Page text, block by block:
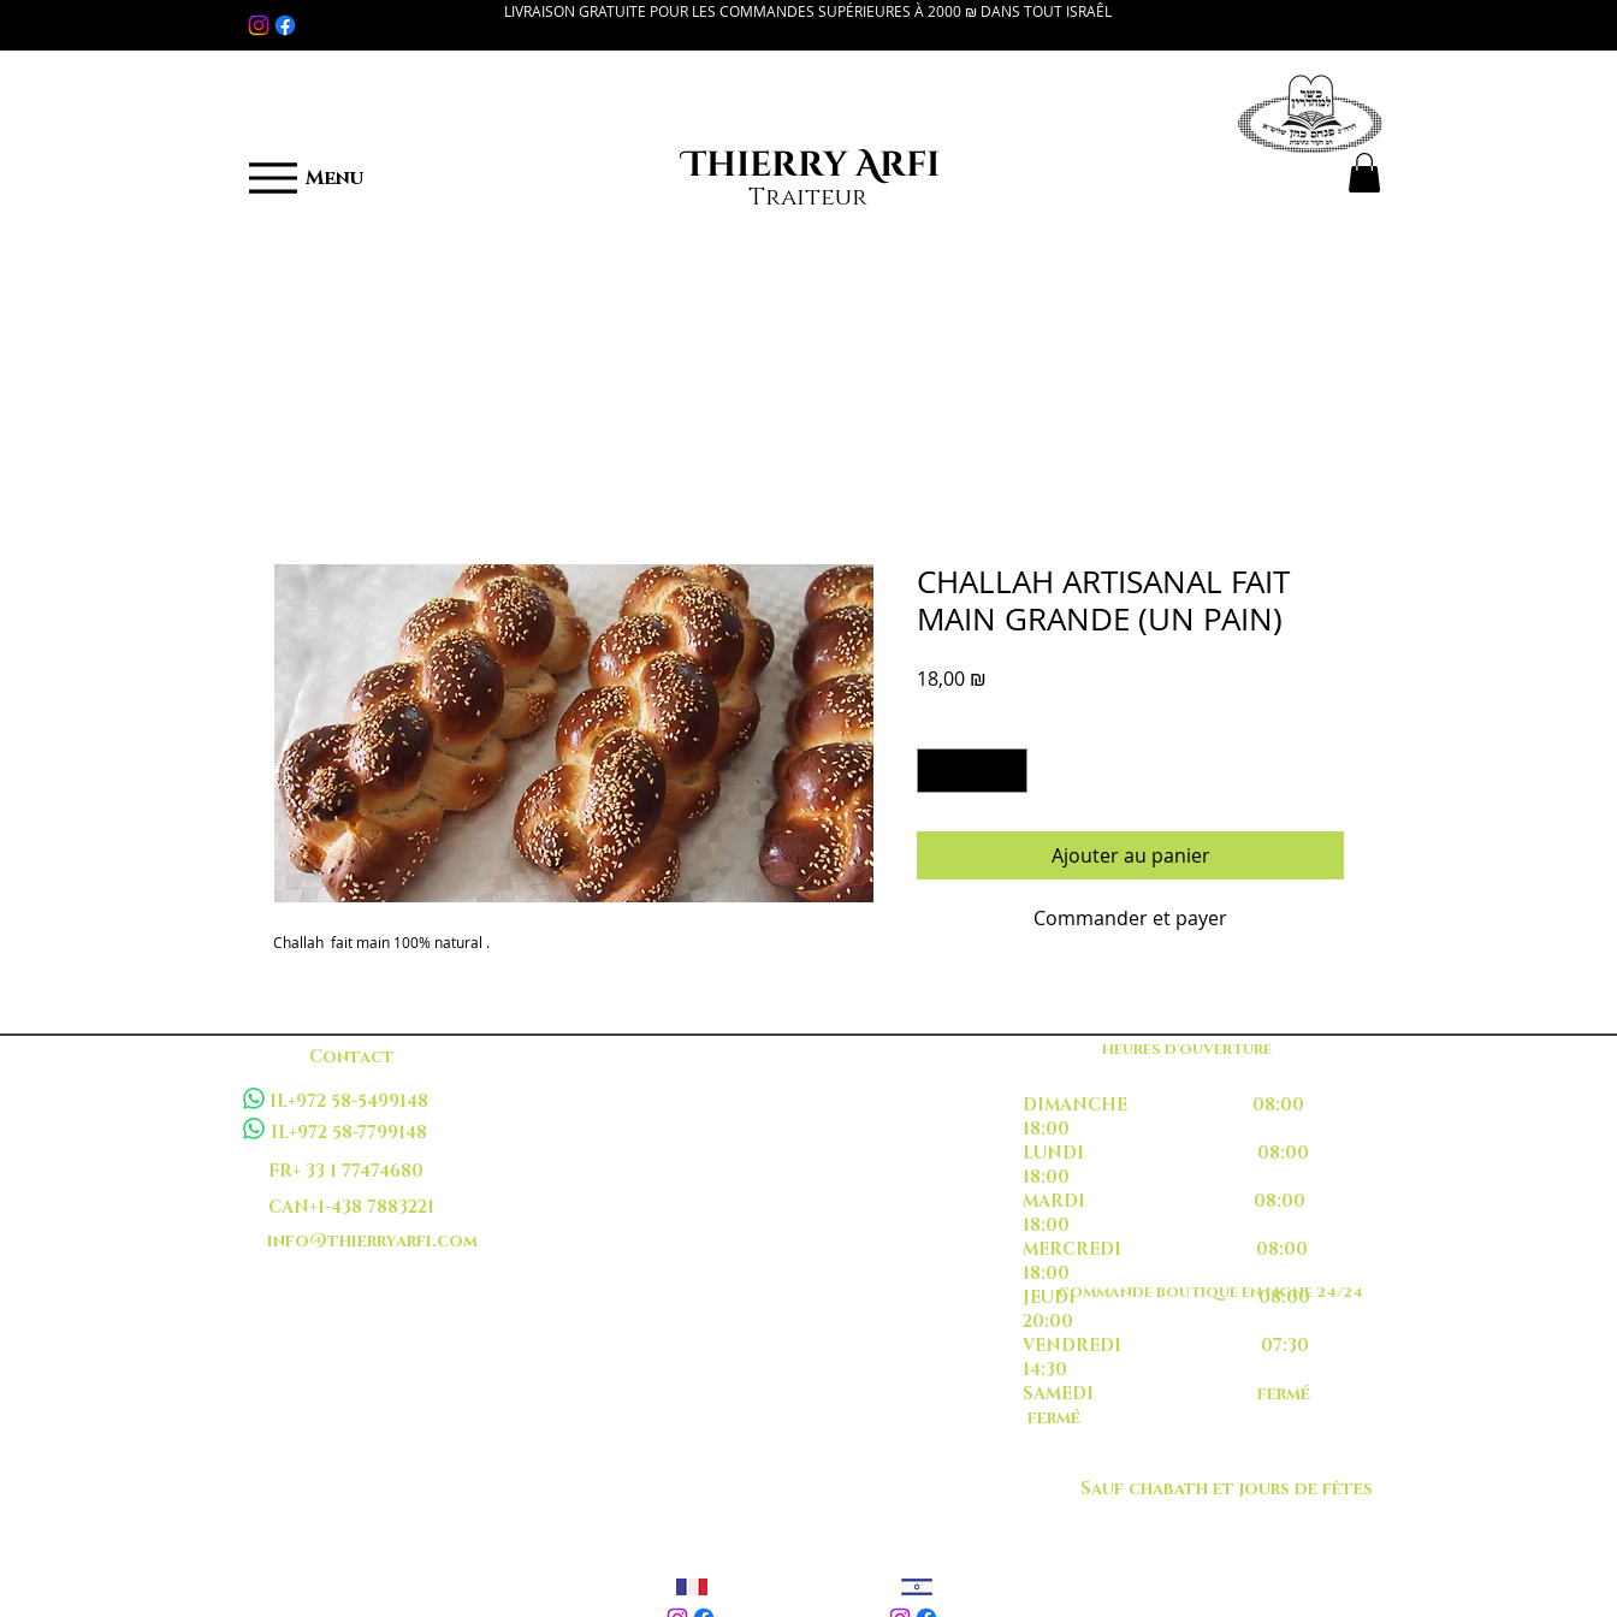
LIVRAISON GRATUITE POUR LES COMMANDES SUPÉRIEURES À 2000 ₪ DANS TOUT ISRAÊL
Menu Thierry Arfi
Traiteur
Challah fait main 100% natural .
CHALLAH ARTISANAL FAIT
MAIN GRANDE (UN PAIN)
18,00 ₪
Ajouter au panier
Commander et payer
Contact
IL+972 58-5499148
IL+972 58-7799148
FR+ 33 1 77474680
CAN+1-438 7883221
info@thierryarfi.com
HEURES D'OUVERTURE
COMMANDE BOUTIQUE EN LIGNE 24/24
DIMANCHE 08:00
18:00
LUNDI 08:00
18:00
MARDI 08:00
18:00
MERCREDI 08:00
18:00
JEUDI 08:00
20:00
VENDREDI 07:30
14:30
SAMEDI fermé
fermé
Sauf chabath et jours de fêtes